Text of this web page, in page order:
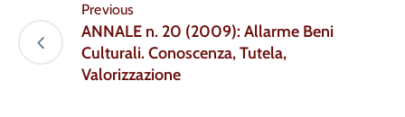
Previous
ANNALE n. 20 (2009): Allarme Beni
Culturali. Conoscenza, Tutela,
Valorizzazione